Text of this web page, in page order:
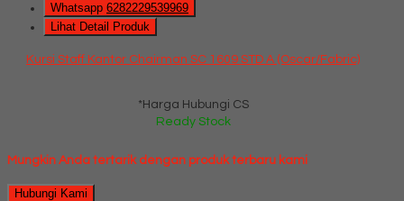
Whatsapp 6282229539969
Lihat Detail Produk
Kursi Staff Kantor Chairman SC 1609 STD A (Oscar/Fabric)
*Harga Hubungi CS
Ready Stock
Mungkin Anda tertarik dengan produk terbaru kami
Hubungi Kami